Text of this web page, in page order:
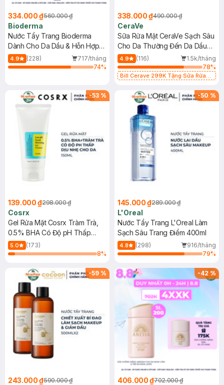
334.000 ₫560.000 ₫
Bioderma
Nước Tẩy Trang Bioderma
Dành Cho Da Dầu & Hỗn Hợp
500ml
4.9 (228)
717/tháng
74%
338.000 ₫490.000 ₫
CeraVe
Sữa Rửa Mặt CeraVe Sạch Sâu
Cho Da Thường Đến Da Dầu
473ml
4.9 (116)
1.5k/tháng
78%
Bill Cerave 299K Tặng Sữa Rửa
-53 %
139.000 ₫298.000 ₫
Cosrx
Gel Rửa Mặt Cosrx Tràm Trà,
0.5% BHA Có Độ pH Thấp
150ml
5.0
(173)
8%
-50 %
145.000 ₫289.000 ₫
L'Oreal
Nước Tẩy Trang L'Oreal Làm
Sạch Sâu Trang Điểm 400ml
4.8 (298)
916/tháng
79%
-59 %
243.000 ₫590.000 ₫
-42%
406.000 ₫702.000 ₫